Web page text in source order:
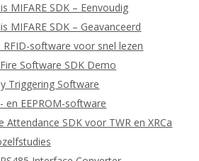
MIFARE SDK – Eenvoudig
MIFARE SDK – Geavanceerd
RFID-software voor snel lezen
Software SDK Demo
Triggering Software
en EEPROM-software
Attendance SDK voor TWR en XRCa